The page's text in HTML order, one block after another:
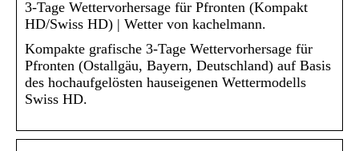
3-Tage Wettervorhersage für Pfronten (Kompakt
HD/Swiss HD) | Wetter von kachelmann.
Kompakte grafische 3-Tage Wettervorhersage für
Pfronten (Ostallgäu, Bayern, Deutschland) auf Basis
des hochaufgelösten hauseigenen Wettermodells
Swiss HD.